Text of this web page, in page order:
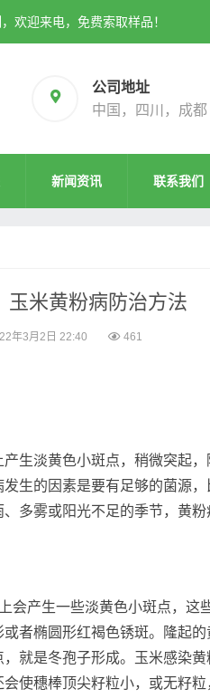
欢迎来电，免费索取样品！
公司地址
中国，四川，成都
新闻资讯 联系我们
玉米黄粉病防治方法
年3月2日 22:40 461
淡黄色小斑点，稍微突起，
生的因素是要有足够的菌源
多雾或阳光不足的季节，黄粉
产生一些淡黄色小斑点，这
者椭圆形红褐色锈斑。隆起
就是冬孢子形成。玉米感染
使穗棒顶尖籽粒小，或无籽